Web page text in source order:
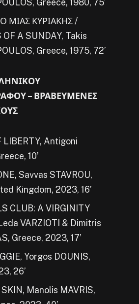
Greece, 1980, 75’
ΜΙΑΣ ΚΥΡΙΑΚΗΣ /
OF A SUNDAY, Takis
Greece, 1975, 72’
– ΒΡΑΒΕΥΜΕΝΕΣ
LIBERTY, Antigoni
10’
Savvas STAVROU,
Kingdom, 2023, 16’
CLUB: A VIRGINITY
VARZIOTI & Dimitris
Greece, 2023, 17’
Yorgos DOUNIS,
26’
Manolis MAVRIS,